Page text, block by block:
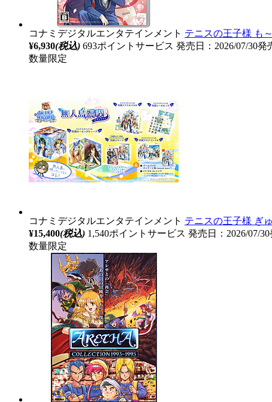
コナミデジタルエンタテインメント テニスの王子様 も
¥6,930(税込) 693ポイントサービス 発売日：2026/07/30発
数量限定
コナミデジタルエンタテインメント テニスの王子様 ぎ
¥15,400(税込) 1,540ポイントサービス 発売日：2026/07/30
数量限定